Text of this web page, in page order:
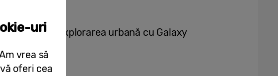
redefinesc explorarea urbană cu Galaxy
uri
vrea să
oferi cea